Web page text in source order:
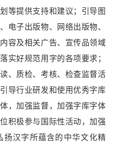
等提供支持和建议；引导图
电子出版物、网络出版物、
容及相关广告、宣传品领域
实好规范用字的各项要求；
、质检、考核、检查监督活
导行业研发和使用优秀字库
，加强监督，加强字库字体
积极参与国际性活动，加强
扬汉字所蕴含的中华文化精